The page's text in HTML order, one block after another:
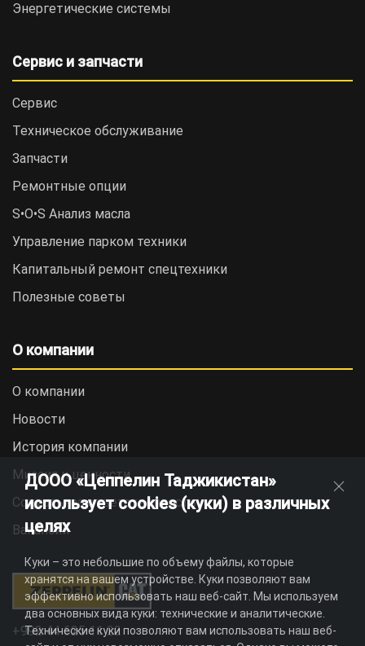
Энергетические системы
Сервис и запчасти
Сервис
Техническое обслуживание
Запчасти
Ремонтные опции
S•O•S Анализ масла
Управление парком техники
Капитальный ремонт спецтехники
Полезные советы
О компании
О компании
Новости
История компании
Миссия и ценности
Социальная ответственность
Вакансии
+992 44 625 11 22
ДООО «Цеппелин Таджикистан»
использует cookies (куки) в различных
целях
Куки – это небольшие по объему файлы, которые
хранятся на вашем устройстве. Куки позволяют вам
эффективно использовать наш веб-сайт. Мы используем
два основных вида куки: технические и аналитические.
Технические куки позволяют вам использовать наш веб-